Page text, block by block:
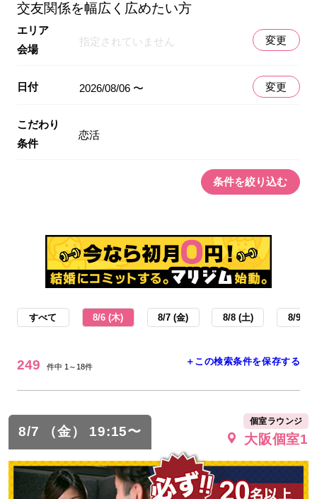
交友関係を幅広く広めたい方
エリア
会場
指定されていません 変更
日付 2026/08/06 〜 変更
こだわり
条件
恋活
条件を絞り込む
すべて 8/6 (木) 8/7 (金) 8/8 (土) 8/9 (日
249 件中 1～18件 ＋この検索条件を保存する
8/7 （金） 19:15〜
個室ラウンジ
大阪個室1